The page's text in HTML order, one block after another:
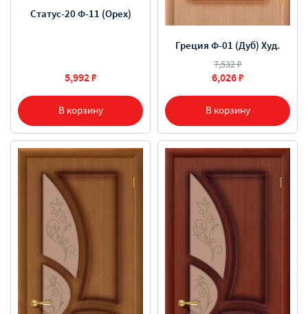
В корзину
Статус-20 Ф-11 (Орех)
5,992 ₽
В корзину
Греция Ф-01 (Дуб) Худ.
7,532 ₽
6,026 ₽